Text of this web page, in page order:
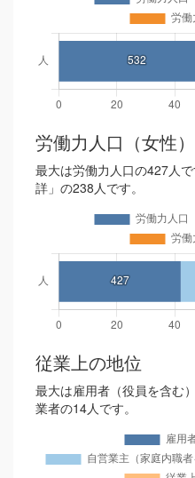
労働力人口（女性）
最大は労働力人口の427人
詳」の238人です。
従業上の地位
最大は雇用者（役員を含む
業者の14人です。